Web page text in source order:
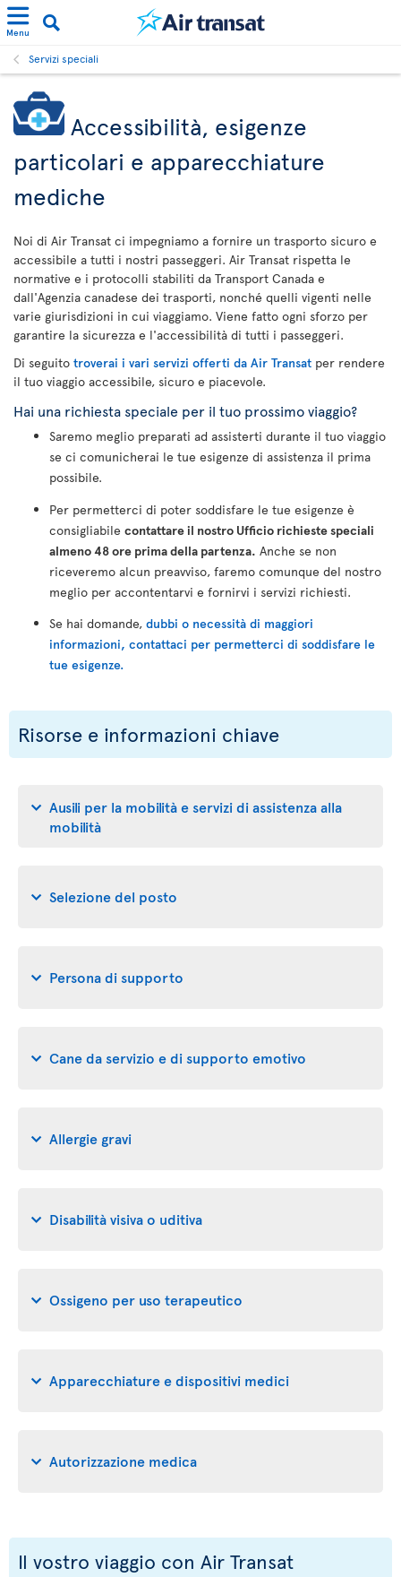
Menu
Servizi speciali
Accessibilità, esigenze
particolari e apparecchiature
mediche
Noi di Air Transat ci impegniamo a fornire un trasporto sicuro e
accessibile a tutti i nostri passeggeri. Air Transat rispetta le
normative e i protocolli stabiliti da Transport Canada e
dall'Agenzia canadese dei trasporti, nonché quelli vigenti nelle
varie giurisdizioni in cui viaggiamo. Viene fatto ogni sforzo per
garantire la sicurezza e l'accessibilità di tutti i passeggeri.
Di seguito troverai i vari servizi offerti da Air Transat per rendere
il tuo viaggio accessibile, sicuro e piacevole.
Hai una richiesta speciale per il tuo prossimo viaggio?
Saremo meglio preparati ad assisterti durante il tuo viaggio
se ci comunicherai le tue esigenze di assistenza il prima
possibile.
Per permetterci di poter soddisfare le tue esigenze è
consigliabile contattare il nostro Ufficio richieste speciali
almeno 48 ore prima della partenza. Anche se non
riceveremo alcun preavviso, faremo comunque del nostro
meglio per accontentarvi e fornirvi i servizi richiesti.
Se hai domande, dubbi o necessità di maggiori
informazioni, contattaci per permetterci di soddisfare le
tue esigenze.
Risorse e informazioni chiave
Ausili per la mobilità e servizi di assistenza alla
mobilità
Selezione del posto
Persona di supporto
Cane da servizio e di supporto emotivo
Allergie gravi
Disabilità visiva o uditiva
Ossigeno per uso terapeutico
Apparecchiature e dispositivi medici
Autorizzazione medica
Il vostro viaggio con Air Transat